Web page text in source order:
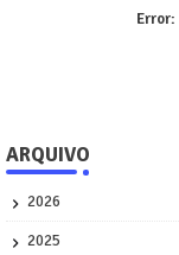
Error:
ARQUIVO
2026
2025